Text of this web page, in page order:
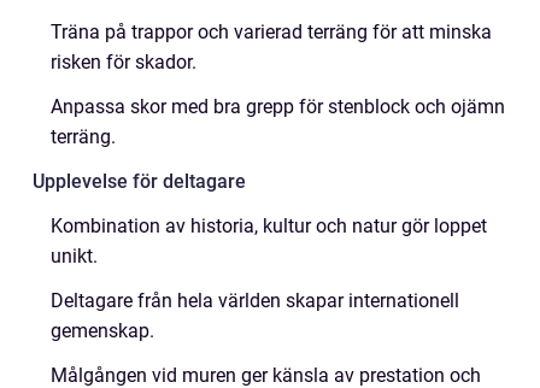
Träna på trappor och varierad terräng för att minska
risken för skador.
Anpassa skor med bra grepp för stenblock och ojämn
terräng.
Upplevelse för deltagare
Kombination av historia, kultur och natur gör loppet
unikt.
Deltagare från hela världen skapar internationell
gemenskap.
Målgången vid muren ger känsla av prestation och